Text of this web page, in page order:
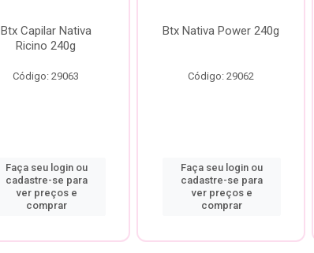
Btx Capilar Nativa
Ricino 240g
Código: 29063
Faça seu login ou
cadastre-se para
ver preços e
comprar
Btx Nativa Power 240g
Código: 29062
Faça seu login ou
cadastre-se para
ver preços e
comprar